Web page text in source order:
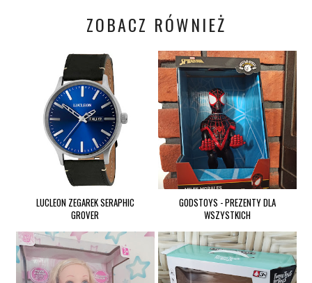
ZOBACZ RÓWNIEŻ
LUCLEON ZEGAREK SERAPHIC
GROVER
GODSTOYS - PREZENTY DLA
WSZYSTKICH